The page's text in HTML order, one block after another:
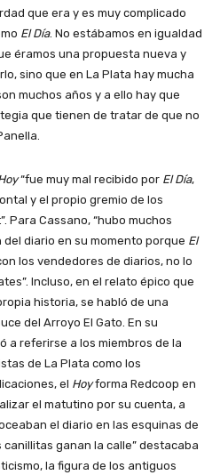
que era y es muy complicado
El Día. No estábamos en igualdad
éramos una propuesta nueva y
sino que en La Plata hay mucha
muchos años y a ello hay que
que tienen de tratar de que no
“fue muy mal recibido por El Día,
y el propio gremio de los
Para Cassano, “hubo muchos
diario en su momento porque El
los vendedores de diarios, no lo
Incluso, en el relato épico que
historia, se habló de una
del Arroyo El Gato. En su
a referirse a los miembros de la
de La Plata como los
el Hoyforma Redcoop en
el matutino por su cuenta, a
el diario en las esquinas de
canillitas ganan la calle” destacaba
la figura de los antiguos